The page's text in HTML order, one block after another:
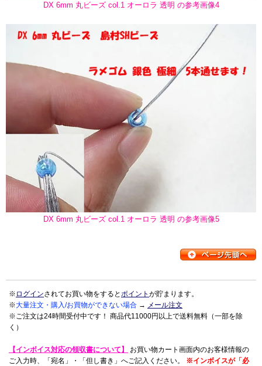
DX 6mm 丸ビーズ col.1 オーロラ 透明 の参考画像4
DX 6mm 丸ビーズ col.1 オーロラ 透明 の参考画像5
※ ログインされてお買い物をするとポイント が貯まります。
※大量注文・購入/お買物ができない場合 → メール注文
※ご注文は24時間受付中です！ 商品代11000円以上で送料無料（一部を除
く）
【インボイス対応の領収書について】
お買い物カート画面内のお客様情報の
ご入力時、「宛名」・「但し書き」へご記入ください。 ※インボイスが「必